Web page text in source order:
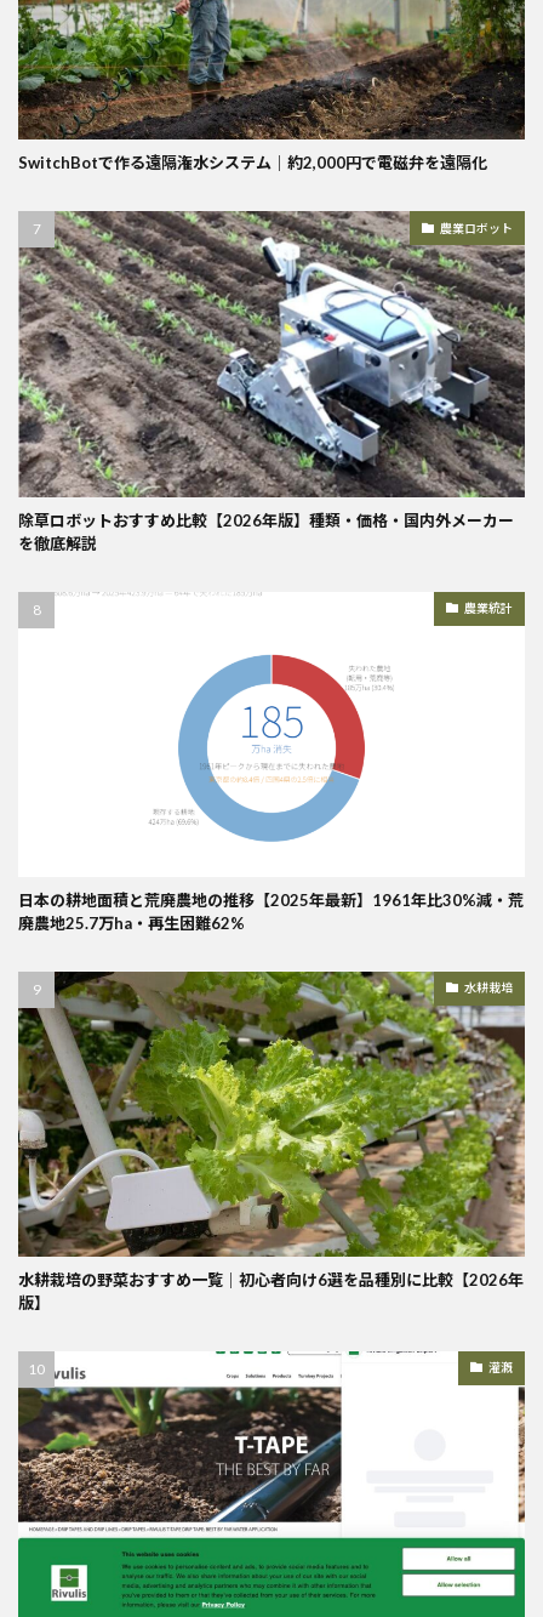
SwitchBotで作る遠隔潅水システム｜約2,000円で電磁弁を遠隔化
農業ロボット
除草ロボットおすすめ比較【2026年版】種類・価格・国内外メーカー
を徹底解説
農業統計
日本の耕地面積と荒廃農地の推移【2025年最新】1961年比30%減・荒
廃農地25.7万ha・再生困難62%
水耕栽培
水耕栽培の野菜おすすめ一覧｜初心者向け6選を品種別に比較【2026年
版】
灌漑